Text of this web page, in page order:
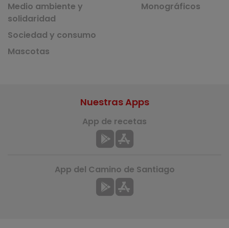
Medio ambiente y
solidaridad
Sociedad y consumo
Mascotas
Monográficos
Nuestras Apps
App de recetas
App del Camino de Santiago